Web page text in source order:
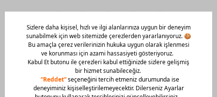
Mobil Uygulamamızı Hemen İndir!